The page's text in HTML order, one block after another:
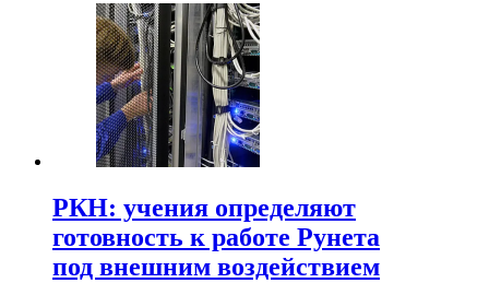
РКН: учения определяют
готовность к работе Рунета
под внешним воздействием